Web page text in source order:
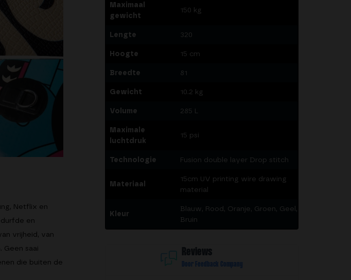
Netflix en
en
vrijheid, van
saai
die buiten de
Maximaal
gewicht
150 kg
Lengte 320
Hoogte 15 cm
Breedte 81
Gewicht 10.2 kg
Volume 285 L
Maximale
luchtdruk
15 psi
Technologie Fusion double layer Drop stitch
Materiaal
15cm UV printing wire drawing
material
Kleur
Blauw, Rood, Oranje, Groen, Geel,
Bruin
Reviews